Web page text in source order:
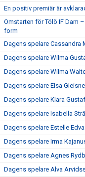
En positiv premiär är
Omstarten för Tölö IF Dam
form
Dagens spelare Cassandra
Dagens spelare Wilma
Dagens spelare Wilma
Dagens spelare Elsa
Dagens spelare Klara
Dagens spelare Isabella
Dagens spelare Estelle
Dagens spelare Irma
Dagens spelare Agnes
Dagens spelare Alva